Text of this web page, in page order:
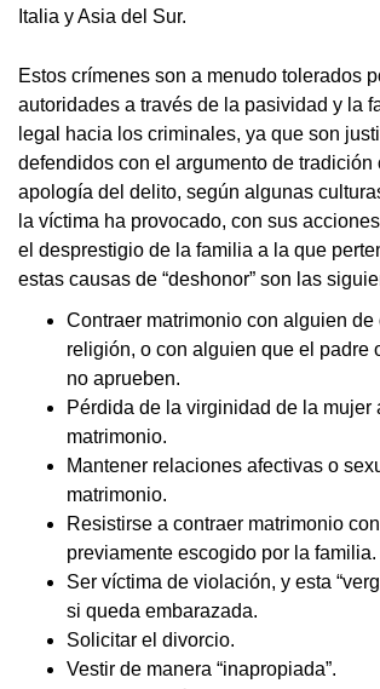
Italia y Asia del Sur.
Estos crímenes son a menudo tolerados
autoridades a través de la pasividad y la
legal hacia los criminales, ya que son
defendidos con el argumento de tradición
apología del delito, según algunas
la víctima ha provocado, con sus
el desprestigio de la familia a la que
estas causas de “deshonor” son las
Contraer matrimonio con alguien de
religión, o con alguien que el padre
no aprueben.
Pérdida de la virginidad de la mujer
matrimonio.
Mantener relaciones afectivas o
matrimonio.
Resistirse a contraer matrimonio
previamente escogido por la familia.
Ser víctima de violación, y esta
si queda embarazada.
Solicitar el divorcio.
Vestir de manera “inapropiada”.